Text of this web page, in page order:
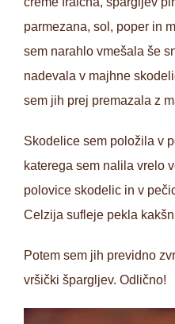
parmezana, sol, poper in
sem narahlo vmešala še
nadevala v majhne
sem jih prej premazala z
Skodelice sem položila v
katerega sem nalila vrelo
polovice skodelic in v
Celzija sufleje pekla
Potem sem jih previdno
vršički špargljev. Odlično!